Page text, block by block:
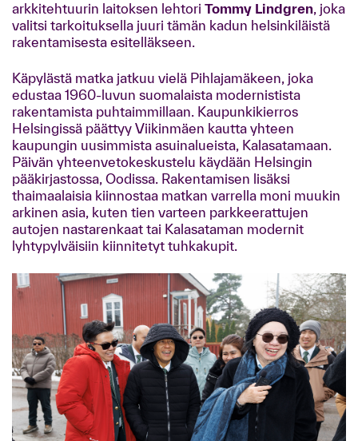
arkkitehtuurin laitoksen lehtori Tommy Lindgren, joka
valitsi tarkoituksella juuri tämän kadun helsinkiläistä
rakentamisesta esitelläkseen.
Käpylästä matka jatkuu vielä Pihlajamäkeen, joka
edustaa 1960-luvun suomalaista modernistista
rakentamista puhtaimmillaan. Kaupunkikierros
Helsingissä päättyy Viikinmäen kautta yhteen
kaupungin uusimmista asuinalueista, Kalasatamaan.
Päivän yhteenvetokeskustelu käydään Helsingin
pääkirjastossa, Oodissa. Rakentamisen lisäksi
thaimaalaisia kiinnostaa matkan varrella moni muukin
arkinen asia, kuten tien varteen parkkeerattujen
autojen nastarenkaat tai Kalasataman modernit
lyhtypylväisiin kiinnitetyt tuhkakupit.